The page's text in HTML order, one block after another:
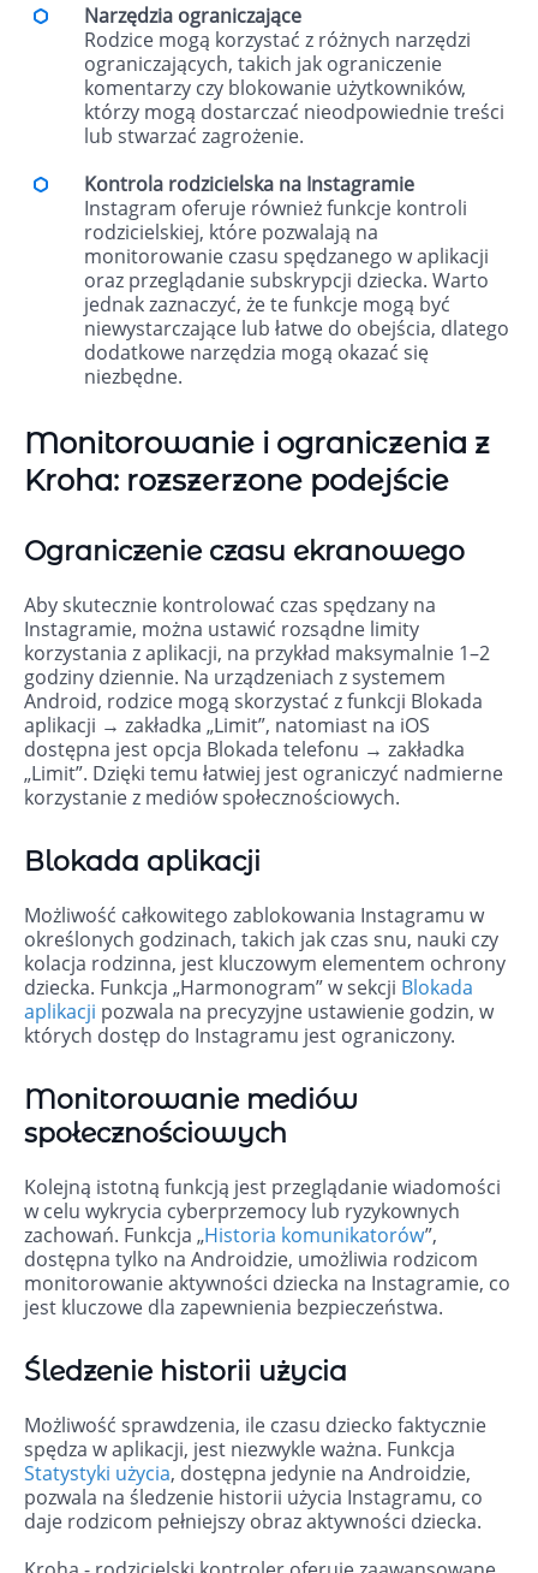
Narzędzia ograniczające
Rodzice mogą korzystać z różnych narzędzi
ograniczających, takich jak ograniczenie
komentarzy czy blokowanie użytkowników,
którzy mogą dostarczać nieodpowiednie treści
lub stwarzać zagrożenie.
Kontrola rodzicielska na Instagramie
Instagram oferuje również funkcje kontroli
rodzicielskiej, które pozwalają na
monitorowanie czasu spędzanego w aplikacji
oraz przeglądanie subskrypcji dziecka. Warto
jednak zaznaczyć, że te funkcje mogą być
niewystarczające lub łatwe do obejścia, dlatego
dodatkowe narzędzia mogą okazać się
niezbędne.
Monitorowanie i ograniczenia z
Kroha: rozszerzone podejście
Ograniczenie czasu ekranowego
Aby skutecznie kontrolować czas spędzany na
Instagramie, można ustawić rozsądne limity
korzystania z aplikacji, na przykład maksymalnie 1–2
godziny dziennie. Na urządzeniach z systemem
Android, rodzice mogą skorzystać z funkcji Blokada
aplikacji → zakładka „Limit”, natomiast na iOS
dostępna jest opcja Blokada telefonu → zakładka
„Limit”. Dzięki temu łatwiej jest ograniczyć nadmierne
korzystanie z mediów społecznościowych.
Blokada aplikacji
Możliwość całkowitego zablokowania Instagramu w
określonych godzinach, takich jak czas snu, nauki czy
kolacja rodzinna, jest kluczowym elementem ochrony
dziecka. Funkcja „Harmonogram” w sekcji Blokada
aplikacji pozwala na precyzyjne ustawienie godzin, w
których dostęp do Instagramu jest ograniczony.
Monitorowanie mediów
społecznościowych
Kolejną istotną funkcją jest przeglądanie wiadomości
w celu wykrycia cyberprzemocy lub ryzykownych
zachowań. Funkcja „Historia komunikatorów”,
dostępna tylko na Androidzie, umożliwia rodzicom
monitorowanie aktywności dziecka na Instagramie, co
jest kluczowe dla zapewnienia bezpieczeństwa.
Śledzenie historii użycia
Możliwość sprawdzenia, ile czasu dziecko faktycznie
spędza w aplikacji, jest niezwykle ważna. Funkcja
Statystyki użycia, dostępna jedynie na Androidzie,
pozwala na śledzenie historii użycia Instagramu, co
daje rodzicom pełniejszy obraz aktywności dziecka.